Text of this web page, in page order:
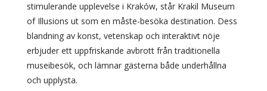
stimulerande upplevelse i Kraków, står Krakil Museum
of Illusions ut som en måste-besöka destination. Dess
blandning av konst, vetenskap och interaktivt nöje
erbjuder ett uppfriskande avbrott från traditionella
museibesök, och lämnar gästerna både underhållna
och upplysta.